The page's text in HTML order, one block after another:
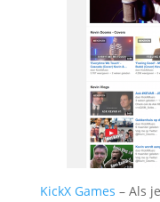
KickX Games – Als